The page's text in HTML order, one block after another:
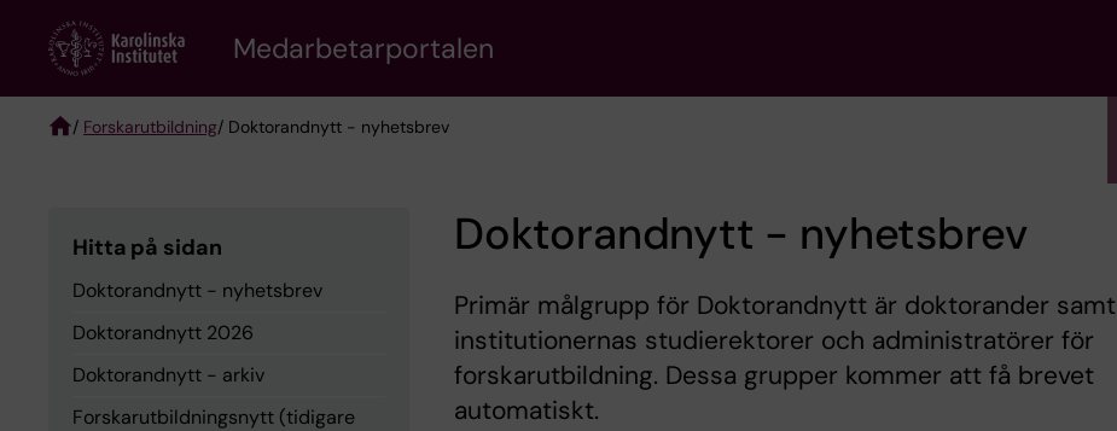
content
Medarbetarportalen
/ Forskarutbildning/ Doktorandnytt - nyhetsbrev
Hitta på sidan
Doktorandnytt - nyhetsbrev
Doktorandnytt 2026
Doktorandnytt - arkiv
Forskarutbildningsnytt (tidigare
Doktorandnytt - nyhetsbrev
Primär målgrupp för Doktorandnytt är doktorander samt
institutionernas studierektorer och administratörer för
forskarutbildning. Dessa grupper kommer att få brevet
automatiskt.